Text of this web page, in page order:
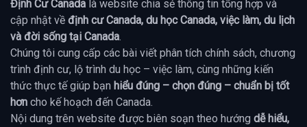
Định Cư Canada là website chia sẻ thông tin tổng hợp và
cập nhật về định cư Canada, du học Canada, việc làm, du lịch
và đời sống tại Canada
Chúng tôi cung cấp các bài viết phân tích chính sách, chương
trình định cư, lộ trình du học – việc làm, cùng những kiến
thức thực tế giúp bạn hiểu đúng – chọn đúng – chuẩn bị tốt
hơn cho kế hoạch đến Canada.
Nội dung trên website được biên soạn theo hướng dễ hiểu,